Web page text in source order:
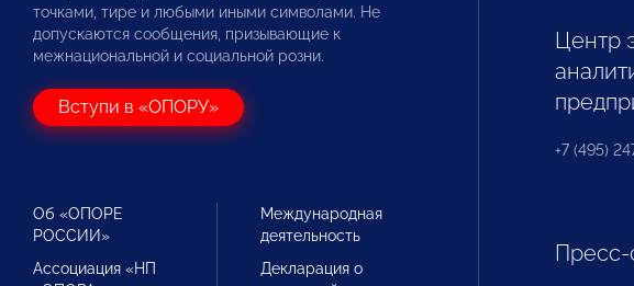
точками, тире и любыми иными символами. Не
допускаются сообщения, призывающие к
межнациональной и социальной розни.
Вступи в «ОПОРУ»
Об «ОПОРЕ
РОССИИ»
Ассоциация «НП
Международная
деятельность
Декларация о
Центр
+7 (495)